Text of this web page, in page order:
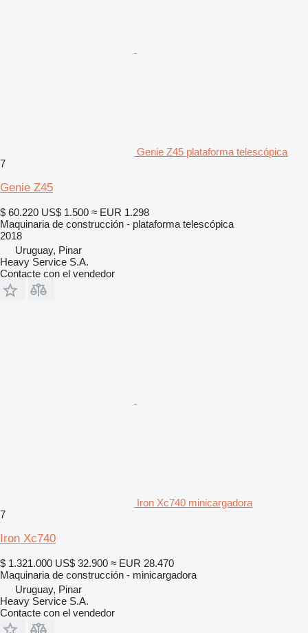
Genie Z45 plataforma telescópica
7
Genie Z45
$ 60.220 US$ 1.500 ≈ EUR 1.298
Maquinaria de construcción - plataforma telescópica
2018
Uruguay, Pinar
Heavy Service S.A.
Contacte con el vendedor
Iron Xc740 minicargadora
7
Iron Xc740
$ 1.321.000 US$ 32.900 ≈ EUR 28.470
Maquinaria de construcción - minicargadora
Uruguay, Pinar
Heavy Service S.A.
Contacte con el vendedor